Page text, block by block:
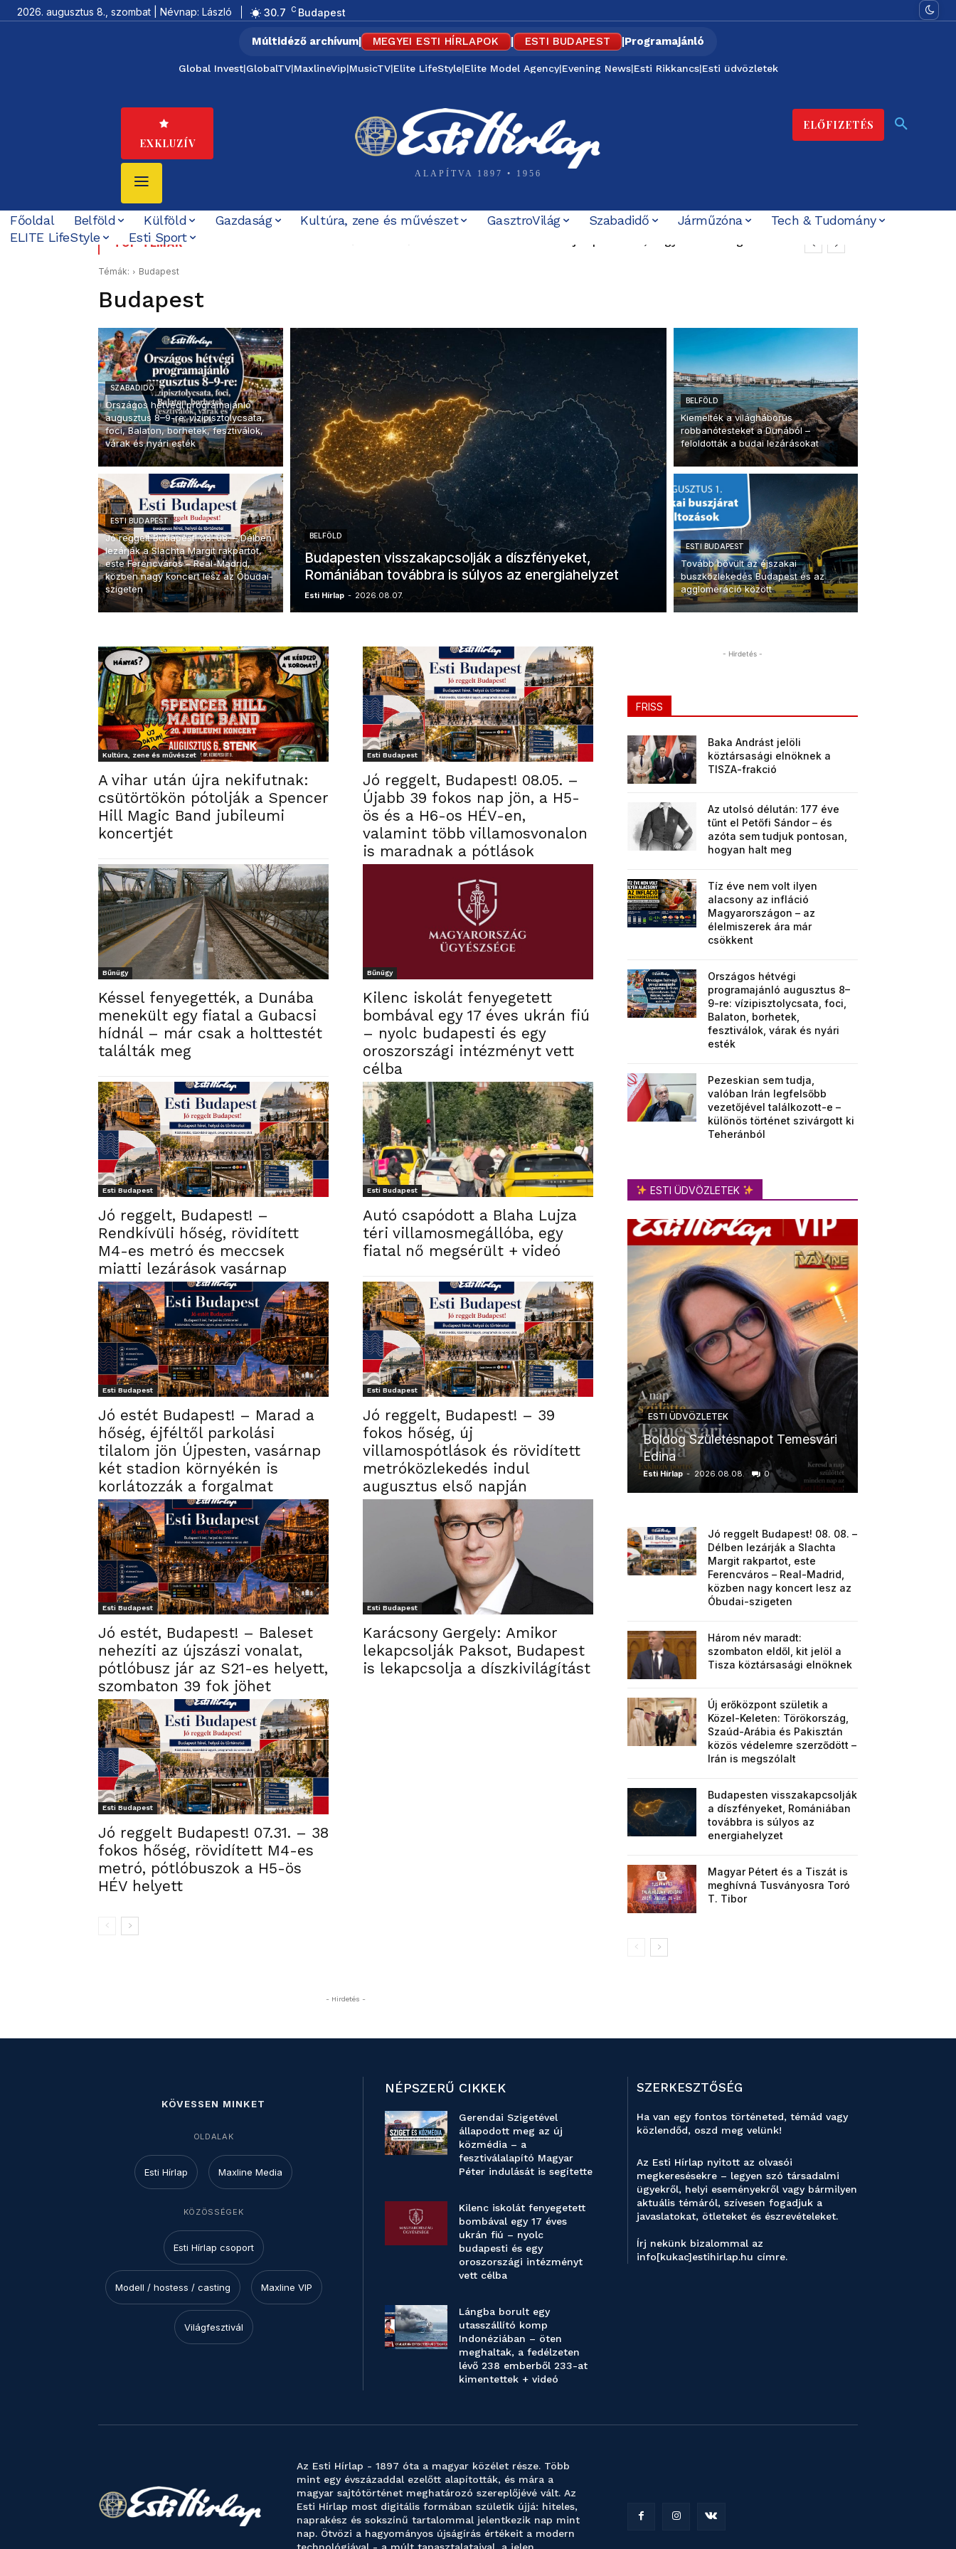
2026. augusztus 8., szombat | Névnap: László 30.7 C Budapest
Múltidéző archívum| MEGYEI ESTI HÍRLAPOK | ESTI BUDAPEST |Programajánló
Global Invest|GlobalTV|MaxlineVip|MusicTV|Elite LifeStyle|Elite Model Agency|Evening News|Esti Rikkancs|Esti üdvözletek
EXKLUZÍV
ALAPÍTVA 1897 • 1956
ELŐFIZETÉS
Főoldal Belföld Külföld Gazdaság Kultúra, zene és művészet GasztroVilág Szabadidő Járműzóna
Tech & Tudomány
ELITE LifeStyle
Esti Sport
TOP TÉMÁKAz utolsó délután: 177 éve tűnt el Petőfi Sándor – és azóta sem tudjuk pontosan, hogyan halt meg
Tíz éve nem volt ilyen alacsony az infláció Magyarországon – az élelmiszerek ára már csökkent
Témák: Budapest
Budapest
SZABADIDŐ
Országos hétvégi programajánló
augusztus 8–9-re: vízipisztolycsata,
foci, Balaton, borhetek, fesztiválok,
várak és nyári esték
ESTI BUDAPEST
Jó reggelt Budapest! 08. 08. – Délben
lezárják a Slachta Margit rakpartot,
este Ferencváros – Real-Madrid,
közben nagy koncert lesz az Óbudai-
szigeten
BELFÖLD
Budapesten visszakapcsolják a díszfényeket,
Romániában továbbra is súlyos az energiahelyzet
Esti Hírlap - 2026.08.07.
BELFÖLD
Kiemelték a világháborús
robbanótesteket a Dunából –
feloldották a budai lezárásokat
ESTI BUDAPEST
Tovább bővült az éjszakai
buszközlekedés Budapest és az
agglomeráció között
Kultúra, zene és művészet
A vihar után újra nekifutnak:
csütörtökön pótolják a Spencer
Hill Magic Band jubileumi
koncertjét
Esti Budapest
Jó reggelt, Budapest! 08.05. –
Újabb 39 fokos nap jön, a H5-
ös és a H6-os HÉV-en,
valamint több villamosvonalon
is maradnak a pótlások
Bűnügy
Késsel fenyegették, a Dunába
menekült egy fiatal a Gubacsi
hídnál – már csak a holttestét
találták meg
Bűnügy
Kilenc iskolát fenyegetett
bombával egy 17 éves ukrán fiú
– nyolc budapesti és egy
oroszországi intézményt vett
célba
Esti Budapest
Jó reggelt, Budapest! –
Rendkívüli hőség, rövidített
M4-es metró és meccsek
miatti lezárások vasárnap
Esti Budapest
Autó csapódott a Blaha Lujza
téri villamosmegállóba, egy
fiatal nő megsérült + videó
Esti Budapest
Jó estét Budapest! – Marad a
hőség, éjféltől parkolási
tilalom jön Újpesten, vasárnap
két stadion környékén is
korlátozzák a forgalmat
Esti Budapest
Jó reggelt, Budapest! – 39
fokos hőség, új
villamospótlások és rövidített
metróközlekedés indul
augusztus első napján
Esti Budapest
Jó estét, Budapest! – Baleset
nehezíti az újszászi vonalat,
pótlóbusz jár az S21-es helyett,
szombaton 39 fok jöhet
Esti Budapest
Karácsony Gergely: Amikor
lekapcsolják Paksot, Budapest
is lekapcsolja a díszkivilágítást
Esti Budapest
Jó reggelt Budapest! 07.31. – 38
fokos hőség, rövidített M4-es
metró, pótlóbuszok a H5-ös
HÉV helyett
- Hirdetés -
- Hirdetés -
FRISS
Baka Andrást jelöli
köztársasági elnöknek a
TISZA-frakció
Az utolsó délután: 177 éve
tűnt el Petőfi Sándor – és
azóta sem tudjuk pontosan,
hogyan halt meg
Tíz éve nem volt ilyen
alacsony az infláció
Magyarországon – az
élelmiszerek ára már
csökkent
Országos hétvégi
programajánló augusztus 8–
9-re: vízipisztolycsata, foci,
Balaton, borhetek,
fesztiválok, várak és nyári
esték
Pezeskian sem tudja,
valóban Irán legfelsőbb
vezetőjével találkozott-e –
különös történet szivárgott ki
Teheránból
ESTI ÜDVÖZLETEK
ESTI ÜDVÖZLETEK
Boldog Születésnapot Temesvári
Edina
Esti Hírlap - 2026.08.08. 0
Jó reggelt Budapest! 08. 08. –
Délben lezárják a Slachta
Margit rakpartot, este
Ferencváros – Real-Madrid,
közben nagy koncert lesz az
Óbudai-szigeten
Három név maradt:
szombaton eldől, kit jelöl a
Tisza köztársasági elnöknek
Új erőközpont születik a
Közel-Keleten: Törökország,
Szaúd-Arábia és Pakisztán
közös védelemre szerződött –
Irán is megszólalt
Budapesten visszakapcsolják
a díszfényeket, Romániában
továbbra is súlyos az
energiahelyzet
Magyar Pétert és a Tiszát is
meghívná Tusványosra Toró
T. Tibor
KÖVESSEN MINKET
OLDALAK
Esti Hírlap Maxline Media
KÖZÖSSÉGEK
Esti Hírlap csoport
Modell / hostess / casting Maxline VIP
Világfesztivál
NÉPSZERŰ CIKKEK
Gerendai Szigetével
állapodott meg az új
közmédia – a
fesztiválalapító Magyar
Péter indulását is segítette
Kilenc iskolát fenyegetett
bombával egy 17 éves
ukrán fiú – nyolc
budapesti és egy
oroszországi intézményt
vett célba
Lángba borult egy
utasszállító komp
Indonéziában – öten
meghaltak, a fedélzeten
lévő 238 emberből 233-at
kimentettek + videó
SZERKESZTŐSÉG
Ha van egy fontos történeted, témád vagy
közlendőd, oszd meg velünk!
Az Esti Hírlap nyitott az olvasói
megkeresésekre – legyen szó társadalmi
ügyekről, helyi eseményekről vagy bármilyen
aktuális témáról, szívesen fogadjuk a
javaslatokat, ötleteket és észrevételeket.
Írj nekünk bizalommal az
info[kukac]estihirlap.hu címre.
Az Esti Hírlap - 1897 óta a magyar közélet része. Több
mint egy évszázaddal ezelőtt alapították, és mára a
magyar sajtótörténet meghatározó szereplőjévé vált. Az
Esti Hírlap most digitális formában születik újjá: hiteles,
naprakész és sokszínű tartalommal jelentkezik nap mint
nap. Ötvözi a hagyományos újságírás értékeit a modern